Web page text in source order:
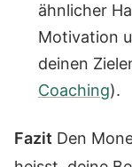
ähnlicher
Motivation
deinen
Coaching).
Fazit Den